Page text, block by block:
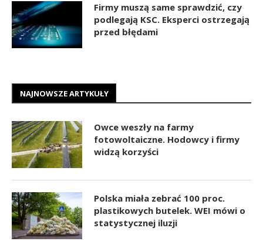
Firmy muszą same sprawdzić, czy
podlegają KSC. Eksperci ostrzegają
przed błędami
NAJNOWSZE ARTYKUŁY
Owce weszły na farmy
fotowoltaiczne. Hodowcy i firmy
widzą korzyści
Polska miała zebrać 100 proc.
plastikowych butelek. WEI mówi o
statystycznej iluzji